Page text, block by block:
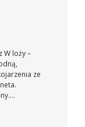
W loży –
ze
zwiedzał